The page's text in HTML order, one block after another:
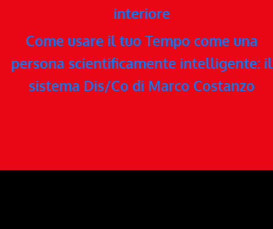
interiore
Come usare il tuo Tempo come una
persona scientificamente intelligente: il
sistema Dis/Co di Marco Costanzo